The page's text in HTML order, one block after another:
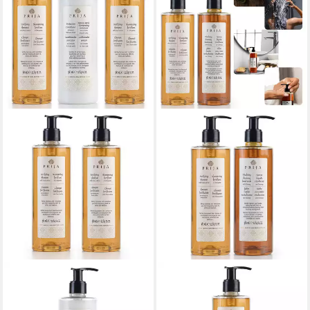
Kosmetik-Set PRIJA
Flüssigseife PRIJA-
Set:Flüssigseife mit